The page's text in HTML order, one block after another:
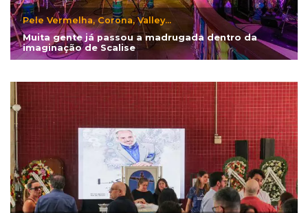
Pele Vermelha, Corona, Valley...
Muita gente já passou a madrugada dentro da
imaginação de Scalise